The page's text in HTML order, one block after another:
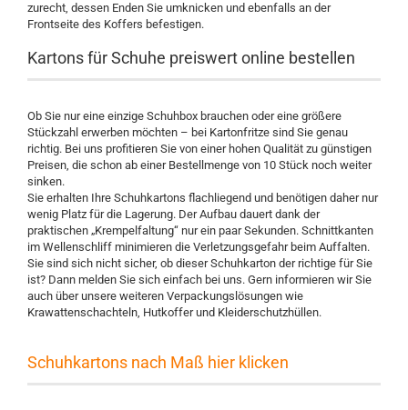
zurecht, dessen Enden Sie umknicken und ebenfalls an der
Frontseite des Koffers befestigen.
Kartons für Schuhe preiswert online bestellen
Ob Sie nur eine einzige Schuhbox brauchen oder eine größere
Stückzahl erwerben möchten – bei Kartonfritze sind Sie genau
richtig. Bei uns profitieren Sie von einer hohen Qualität zu günstigen
Preisen, die schon ab einer Bestellmenge von 10 Stück noch weiter
sinken.
Sie erhalten Ihre Schuhkartons flachliegend und benötigen daher nur
wenig Platz für die Lagerung. Der Aufbau dauert dank der
praktischen „Krempelfaltung“ nur ein paar Sekunden. Schnittkanten
im Wellenschliff minimieren die Verletzungsgefahr beim Auffalten.
Sie sind sich nicht sicher, ob dieser Schuhkarton der richtige für Sie
ist? Dann melden Sie sich einfach bei uns. Gern informieren wir Sie
auch über unsere weiteren Verpackungslösungen wie
Krawattenschachteln, Hutkoffer und Kleiderschutzhüllen.
Schuhkartons nach Maß hier klicken